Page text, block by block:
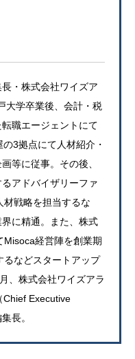
・株式会社ワイズア
大学卒業後、会計・税
職エージェントにて
3拠点にて人材紹介・
等に従事。その後、
アドバイザリーファ
材戦略を担当するな
に精通。また、株式
経営陣を創業期
るなどスタートアップ
、株式会社ワイズアラ
Chief Executive
長。